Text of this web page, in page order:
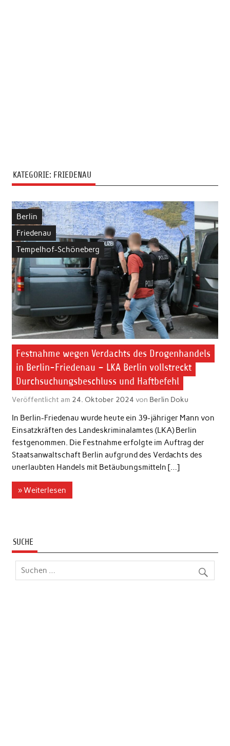
KATEGORIE: FRIEDENAU
Berlin
Friedenau
Tempelhof-Schöneberg
Festnahme wegen Verdachts des Drogenhandels
in Berlin-Friedenau – LKA Berlin vollstreckt
Durchsuchungsbeschluss und Haftbefehl
Veröffentlicht am 24. Oktober 2024 von Berlin Doku
In Berlin-Friedenau wurde heute ein 39-jähriger Mann von
Einsatzkräften des Landeskriminalamtes (LKA) Berlin
festgenommen. Die Festnahme erfolgte im Auftrag der
Staatsanwaltschaft Berlin aufgrund des Verdachts des
unerlaubten Handels mit Betäubungsmitteln […]
» Weiterlesen
SUCHE